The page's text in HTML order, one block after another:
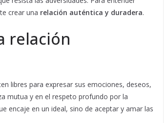
crear una relación auténtica y duradera.
relación
libres para expresar sus emociones, deseos,
mutua y en el respeto profundo por la
encaje en un ideal, sino de aceptar y amar las